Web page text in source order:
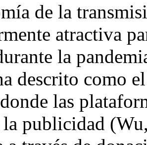
de la
atractiva
la
descrito como
las
la publicidad